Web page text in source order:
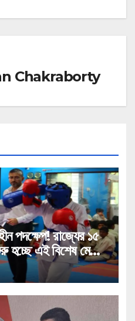
Chakraborty
পদক্ষেপ! রাজ্যের ১৫
হচ্ছে এই বিশেষ মেগা